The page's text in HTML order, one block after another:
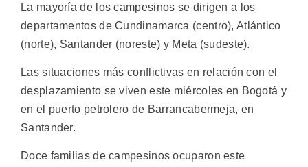
La mayoría de los campesinos se dirigen a los
departamentos de Cundinamarca (centro), Atlántico
(norte), Santander (noreste) y Meta (sudeste).
Las situaciones más conflictivas en relación con el
desplazamiento se viven este miércoles en Bogotá y
en el puerto petrolero de Barrancabermeja, en
Santander.
Doce familias de campesinos ocuparon este